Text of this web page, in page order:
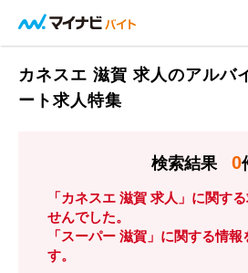
カネスエ 滋賀 求人のアルバ
ート求人特集
検索結果 0
「カネスエ 滋賀 求人」に関す
せんでした。
「スーパー 滋賀」に関する情報
す。